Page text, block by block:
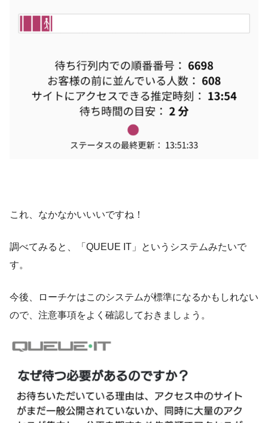
これ、なかなかいいいですね！
調べてみると、「QUEUE IT」というシステムみたいで
す。
今後、ローチケはこのシステムが標準になるかもしれない
ので、注意事項をよく確認しておきましょう。